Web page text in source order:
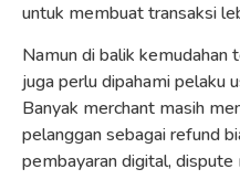
untuk membuat transaksi
Namun di balik kemudahan
juga perlu dipahami pelaku
Banyak merchant masih
pelanggan sebagai refund
pembayaran digital,